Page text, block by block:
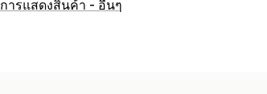
การดำเนินการจัดเรียง
การแสดงสินค้า - อื่นๆ